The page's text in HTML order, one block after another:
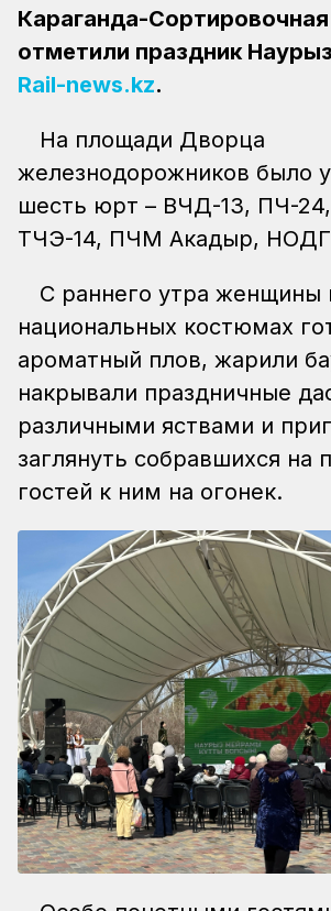
Караганда-
отметили праздник
Rail-news.kz.
На площади Дворца
железнодорожников было
шесть юрт – ВЧД-13, ПЧ-
ТЧЭ-14, ПЧМ Акадыр,
С раннего утра женщины
национальных костюмах
ароматный плов, жарили
накрывали праздничные
различными яствами и
заглянуть собравшихся на
гостей к ним на огонек.